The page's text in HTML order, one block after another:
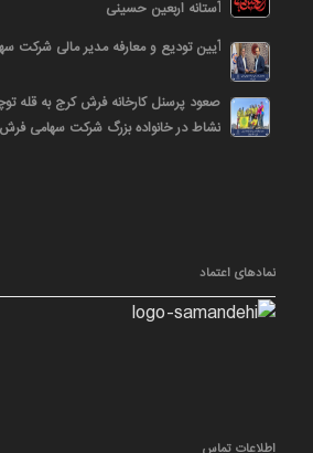
آستانه اربعین حسینی
آیین تودیع و معارفه مدیر مالی شرکت
صعود پرسنل کارخانه فرش کرج به قله
نشاط در خانواده بزرگ شرکت سهامی فرش
نمادهای اعتماد
اطلاعات تماس